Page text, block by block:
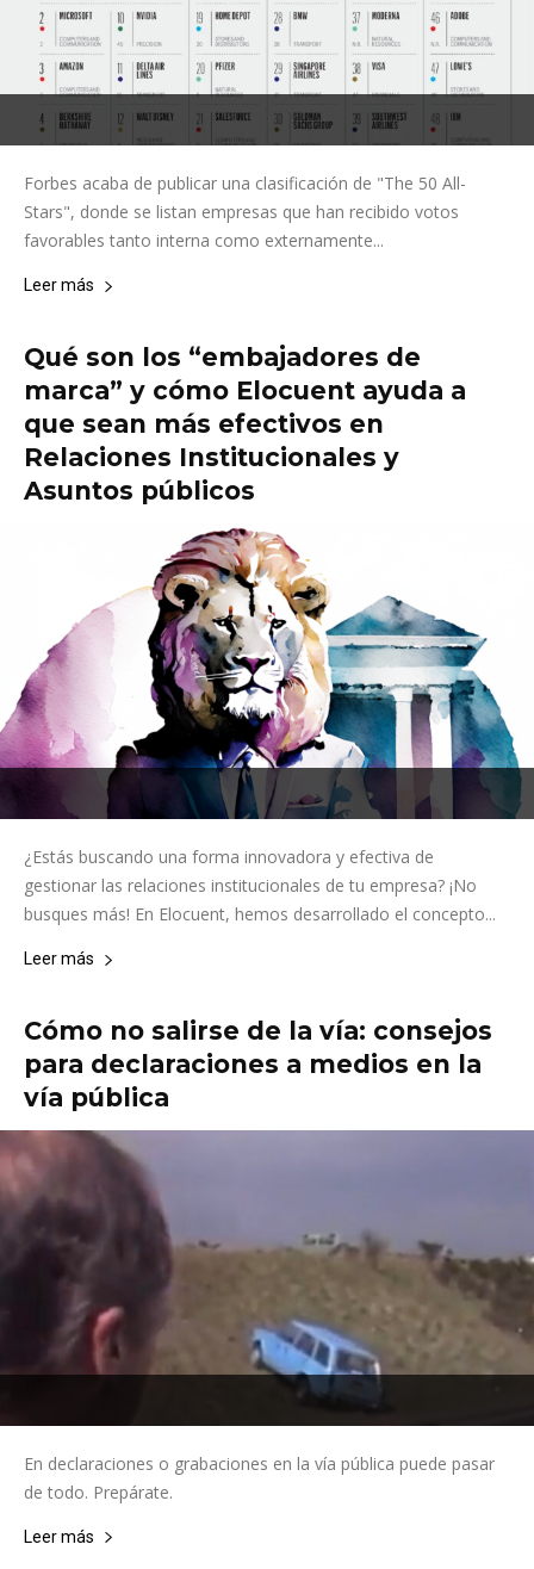
Forbes acaba de publicar una clasificación de "The 50 All-
Stars", donde se listan empresas que han recibido votos
favorables tanto interna como externamente...
Leer más
Qué son los “embajadores de
marca” y cómo Elocuent ayuda a
que sean más efectivos en
Relaciones Institucionales y
Asuntos públicos
¿Estás buscando una forma innovadora y efectiva de
gestionar las relaciones institucionales de tu empresa? ¡No
busques más! En Elocuent, hemos desarrollado el concepto...
Leer más
Cómo no salirse de la vía: consejos
para declaraciones a medios en la
vía pública
En declaraciones o grabaciones en la vía pública puede pasar
de todo. Prepárate.
Leer más